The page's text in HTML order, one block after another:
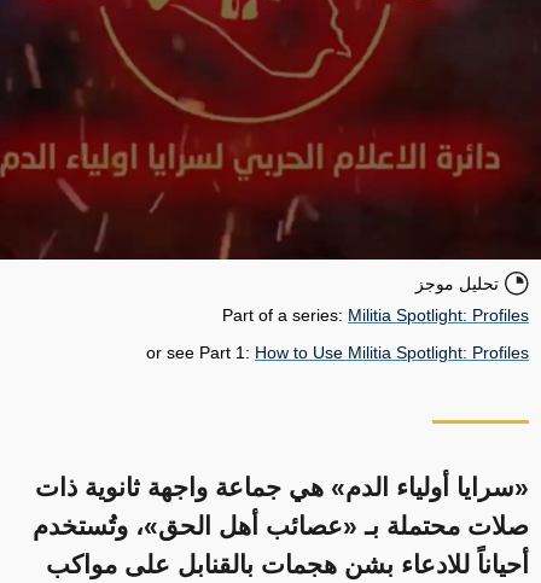
تحليل موجز
Part of a series: Militia Spotlight: Profiles
or see Part 1: How to Use Militia Spotlight: Profiles
«سرايا أولياء الدم» هي جماعة واجهة ثانوية ذات
صلات محتملة بـ «عصائب أهل الحق»، وتُستخدم
أحياناً للادعاء بشن هجمات بالقنابل على مواكب